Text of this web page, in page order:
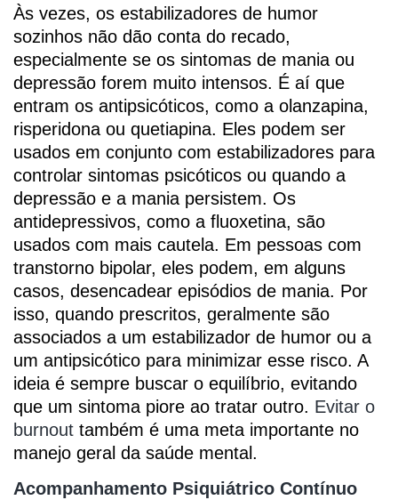
Às vezes, os estabilizadores de humor
sozinhos não dão conta do recado,
especialmente se os sintomas de mania ou
depressão forem muito intensos. É aí que
entram os antipsicóticos, como a olanzapina,
risperidona ou quetiapina. Eles podem ser
usados em conjunto com estabilizadores para
controlar sintomas psicóticos ou quando a
depressão e a mania persistem. Os
antidepressivos, como a fluoxetina, são
usados com mais cautela. Em pessoas com
transtorno bipolar, eles podem, em alguns
casos, desencadear episódios de mania. Por
isso, quando prescritos, geralmente são
associados a um estabilizador de humor ou a
um antipsicótico para minimizar esse risco. A
ideia é sempre buscar o equilíbrio, evitando
que um sintoma piore ao tratar outro. Evitar o
burnout também é uma meta importante no
manejo geral da saúde mental.
Acompanhamento Psiquiátrico Contínuo